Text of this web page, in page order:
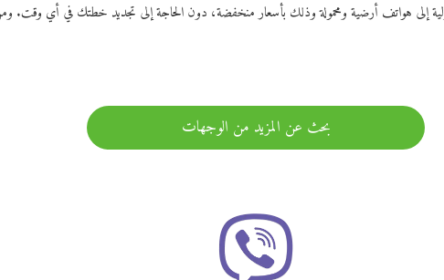
إلى هواتف أرضية ومحمولة وذلك بأسعار منخفضة، دون الحاجة إلى تجديد خطتك في أي
بحث عن المزيد من الوجهات